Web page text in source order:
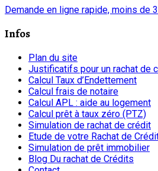
Demande en ligne rapide, moins de
Infos
Plan du site
Justificatifs pour un rachat de
Calcul Taux d’Endettement
Calcul frais de notaire
Calcul APL : aide au logement
Calcul prêt à taux zéro (PTZ)
Simulation de rachat de crédit
Etude de votre Rachat de
Simulation de prêt immobilier
Blog Du rachat de Crédits